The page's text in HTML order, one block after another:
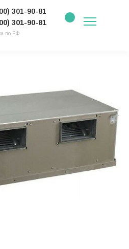
по РФ
301-90-81
301-90-81